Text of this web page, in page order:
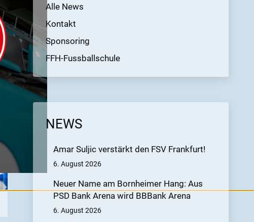
Alle News
Kontakt
Sponsoring
FFH-Fussballschule
NEWS
Amar Suljic verstärkt den FSV Frankfurt!
6. August 2026
Neuer Name am Bornheimer Hang: Aus
PSD Bank Arena wird BBBank Arena
6. August 2026